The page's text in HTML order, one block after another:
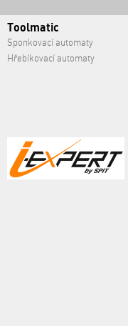
Toolmatic
Sponkovací automaty
Hřebíkovací automaty